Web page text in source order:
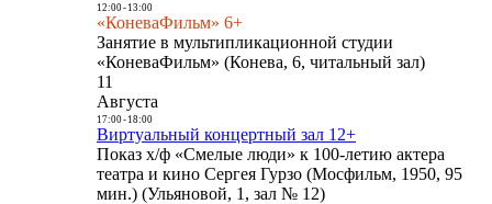
12:00- 13:00
«КоневаФильм» 6+
Занятие в мультипликационной студии
«КоневаФильм» (Конева, 6, читальный зал)
11
Августа
17:00- 18:00
Виртуальный концертный зал 12+
Показ х/ф «Смелые люди» к 100-летию актера
театра и кино Сергея Гурзо (Мосфильм, 1950, 95
мин.) (Ульяновой, 1, зал № 12)